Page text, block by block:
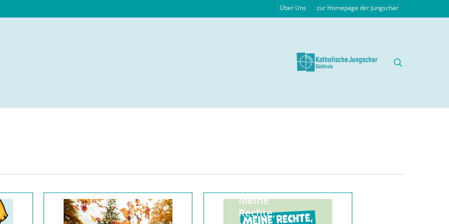
Über Uns zur Homepage der Jungschar
Gruppenstunde
zu Erntedank
Kinderrechte
Meine
Rechte,